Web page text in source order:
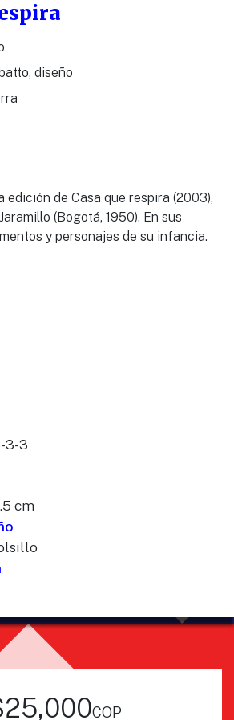
diseño
edición de Casa que respira (2003),
(Bogotá, 1950). En sus
y personajes de su infancia.
3-3
cm
cop